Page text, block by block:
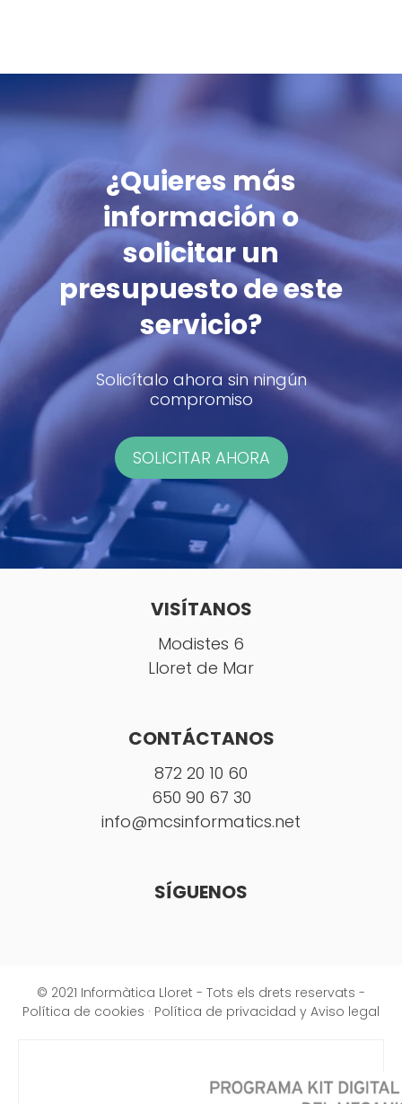
¿Quieres más
información o
solicitar un
presupuesto de este
servicio?
Solicítalo ahora sin ningún
compromiso
SOLICITAR AHORA
VISÍTANOS
Modistes 6
Lloret de Mar
CONTÁCTANOS
872 20 10 60
650 90 67 30
info@mcsinformatics.net
SÍGUENOS
© 2021 Informàtica Lloret - Tots els drets reservats -
Política de cookies · Política de privacidad y Aviso legal